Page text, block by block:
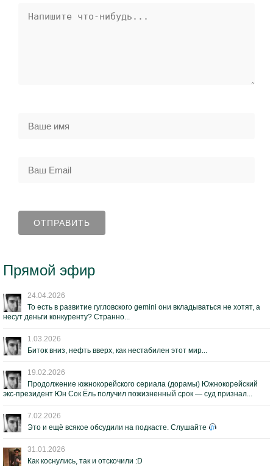
Прямой эфир
24.04.2026
То есть в развитие гугловского gemini они вкладываться не хотят, а
несут деньги конкуренту? Странно...
1.03.2026
Биток вниз, нефть вверх, как нестабилен этот мир...
19.02.2026
Продолжение южнокорейского сериала (дорамы) Южнокорейский
экс-президент Юн Сок Ёль получил пожизненный срок — суд признал...
7.02.2026
Это и ещё всякое обсудили на подкасте. Слушайте
31.01.2026
Как коснулись, так и отскочили :D